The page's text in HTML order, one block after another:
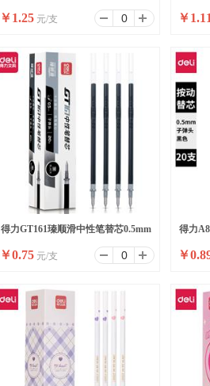
0.5mm子弹头(晶蓝)(支)
￥1.25 元/支 全针管
￥1.11
得力GT161瑧顺滑中性笔替芯0.5mm
子弹头(黑)(支)
￥0.75 元/支
得力
芯
￥